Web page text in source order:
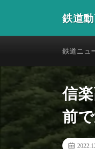
鉄道
鉄道ニュ
信
前